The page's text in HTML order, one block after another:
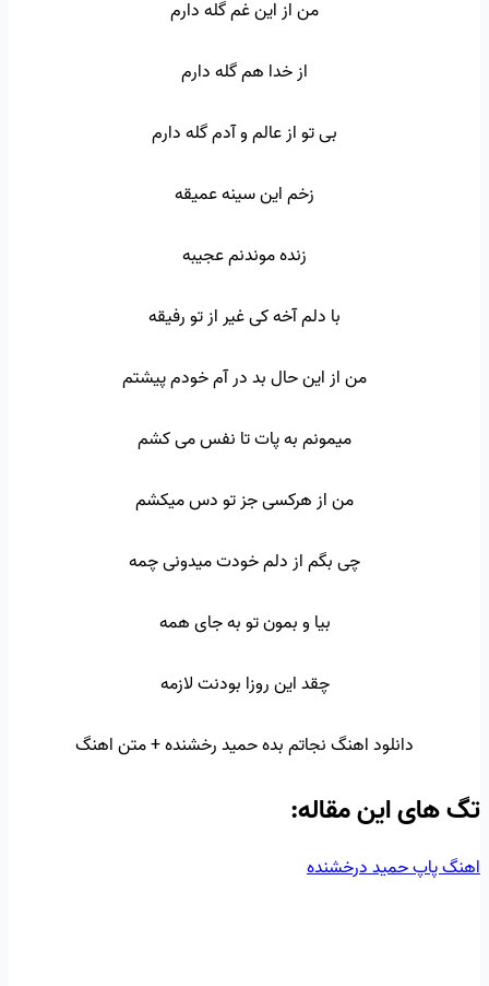
من از این غم گله دارم
از خدا هم گله دارم
بی تو از عالم و آدم گله دارم
زخم این سینه عمیقه
زنده موندنم عجیبه
با دلم آخه کی غیر از تو رفیقه
من از این حال بد در آم خودم پیشتم
میمونم به پات تا نفس می کشم
من از هرکسی جز تو دس میکشم
چی بگم از دلم خودت میدونی چمه
بیا و بمون تو به جای همه
چقد این روزا بودنت لازمه
دانلود اهنگ نجاتم بده حمید رخشنده + متن اهنگ
تگ‌ های این مقاله:
اهنگ پاپحمید درخشنده